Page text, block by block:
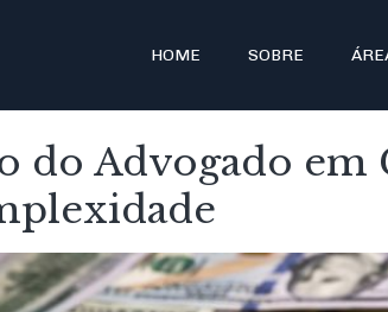
HOME SOBRE
do Advogado em